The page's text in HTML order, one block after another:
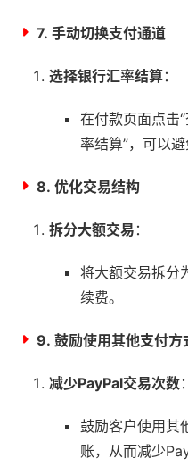
7. 手动切换支付通道
选择银行汇率结算：
在付款页面点击
率结算”，可以
8. 优化交易结构
拆分大额交易 ：
将大额交易拆分
续费。
9. 鼓励使用其他支付方
减少PayPal交易次数：
鼓励客户使用其
账，从而减少